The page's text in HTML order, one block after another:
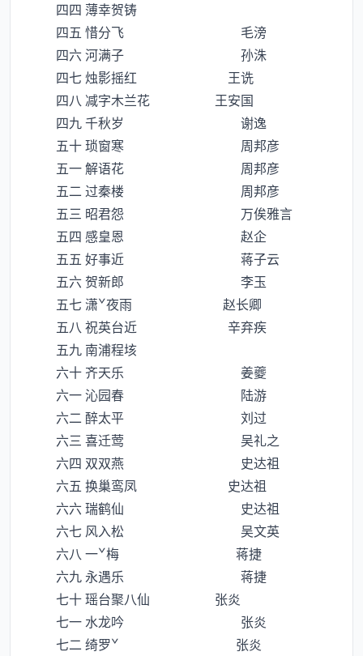
四四 薄幸贺铸
四五 惜分飞 毛滂
四六 河满子 孙洙
四七 烛影摇红 王诜
四八 减字木兰花 王安国
四九 千秋岁 谢逸
五十 琐窗寒 周邦彦
五一 解语花 周邦彦
五二 过秦楼 周邦彦
五三 昭君怨 万俟雅言
五四 感皇恩 赵企
五五 好事近 蒋子云
五六 贺新郎 李玉
五七 潇ˇ夜雨 赵长卿
五八 祝英台近 辛弃疾
五九 南浦程垓
六十 齐天乐 姜夔
六一 沁园春 陆游
六二 醉太平 刘过
六三 喜迁莺 吴礼之
六四 双双燕 史达祖
六五 换巢鸾凤 史达祖
六六 瑞鹤仙 史达祖
六七 风入松 吴文英
六八 一ˇ梅 蒋捷
六九 永遇乐 蒋捷
七十 瑶台聚八仙 张炎
七一 水龙吟 张炎
七二 绮罗ˇ 张炎